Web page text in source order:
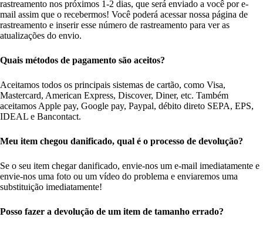
rastreamento nos próximos 1-2 dias, que será enviado a você por e-
mail assim que o recebermos! Você poderá acessar nossa página de
rastreamento e inserir esse número de rastreamento para ver as
atualizações do envio.
Quais métodos de pagamento são aceitos?
Aceitamos todos os principais sistemas de cartão, como Visa,
Mastercard, American Express, Discover, Diner, etc. Também
aceitamos Apple pay, Google pay, Paypal, débito direto SEPA, EPS,
IDEAL e Bancontact.
Meu item chegou danificado, qual é o processo de devolução?
Se o seu item chegar danificado, envie-nos um e-mail imediatamente e
envie-nos uma foto ou um vídeo do problema e enviaremos uma
substituição imediatamente!
Posso fazer a devolução de um item de tamanho errado?